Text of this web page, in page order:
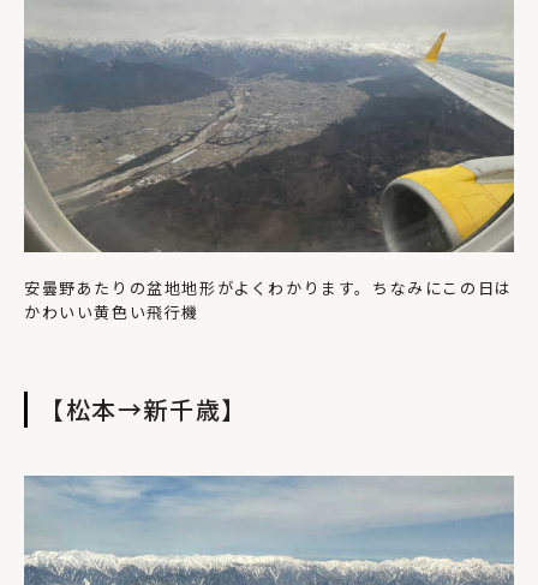
安曇野あたりの盆地地形がよくわかります。ちなみにこの日は
かわいい黄色い飛行機
【松本→新千歳】